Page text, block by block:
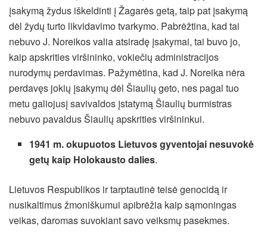
įsakymą žydus iškeldinti į Žagarės getą, taip pat įsakymą
dėl žydų turto likvidavimo tvarkymo. Pabrėžtina, kad tai
nebuvo J. Noreikos valia atsiradę įsakymai, tai buvo jo,
kaip apskrities viršininko, vokiečių administracijos
nurodymų perdavimas. Pažymėtina, kad J. Noreika nėra
perdavęs jokių įsakymų dėl Šiaulių geto, nes pagal tuo
metu galiojusį savivaldos įstatymą Šiaulių burmistras
nebuvo pavaldus Šiaulių apskrities viršininkui.
1941 m. okupuotos Lietuvos gyventojai nesuvokė
getų kaip Holokausto dalies.
Lietuvos Respublikos ir tarptautinė teisė genocidą ir
nusikaltimus žmoniškumui apibrėžia kaip sąmoningas
veikas, daromas suvokiant savo veiksmų pasekmes.